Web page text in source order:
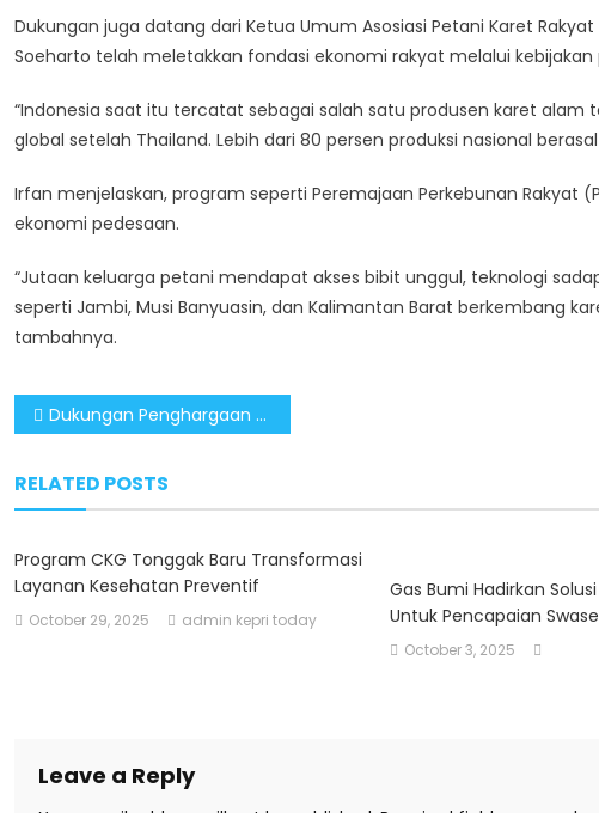
Dukungan juga datang dari Ketua Umum Asosiasi Petani Karet
Soeharto telah meletakkan fondasi ekonomi rakyat melalui
“Indonesia saat itu tercatat sebagai salah satu produsen karet
global setelah Thailand. Lebih dari 80 persen produksi nasional
Irfan menjelaskan, program seperti Peremajaan Perkebunan Rakyat
ekonomi pedesaan.
“Jutaan keluarga petani mendapat akses bibit unggul, teknologi
seperti Jambi, Musi Banyuasin, dan Kalimantan Barat berkembang
tambahnya.
Post
Dukungan Penghargaan Gelar Pahlawan untuk Soeharto Menguat di Momentum Hari Pahlawan
RELATED POSTS
Program CKG Tonggak Baru Transformasi
Layanan Kesehatan Preventif
October 29, 2025 admin kepri today
Gas Bumi Hadirkan
Untuk Pencapaian
October 3, 2025
Leave a Reply